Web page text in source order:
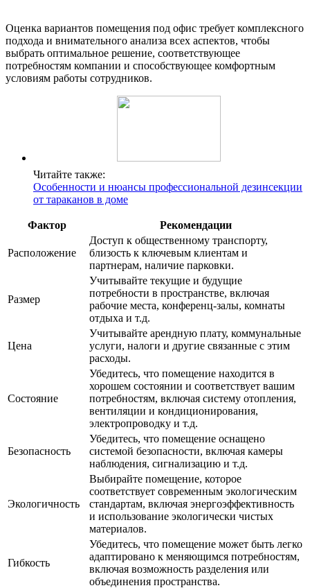
Оценка вариантов помещения под офис требует комплексного
подхода и внимательного анализа всех аспектов, чтобы
выбрать оптимальное решение, соответствующее
потребностям компании и способствующее комфортным
условиям работы сотрудников.
Читайте также:
Особенности и нюансы профессиональной дезинсекции
от тараканов в доме
Фактор Рекомендации
Расположение
Доступ к общественному транспорту,
близость к ключевым клиентам и
партнерам, наличие парковки.
Размер
Учитывайте текущие и будущие
потребности в пространстве, включая
рабочие места, конференц-залы, комнаты
отдыха и т.д.
Цена
Учитывайте арендную плату, коммунальные
услуги, налоги и другие связанные с этим
расходы.
Состояние
Убедитесь, что помещение находится в
хорошем состоянии и соответствует вашим
потребностям, включая систему отопления,
вентиляции и кондиционирования,
электропроводку и т.д.
Безопасность
Убедитесь, что помещение оснащено
системой безопасности, включая камеры
наблюдения, сигнализацию и т.д.
Экологичность
Выбирайте помещение, которое
соответствует современным экологическим
стандартам, включая энергоэффективность
и использование экологически чистых
материалов.
Гибкость
Убедитесь, что помещение может быть легко
адаптировано к меняющимся потребностям,
включая возможность разделения или
объединения пространства.